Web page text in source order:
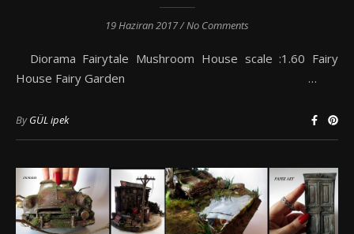
19 Haziran 2017/No Comments
Diorama Fairytale Mushroom House scale :1.60 Fairy
House Fairy Garden …
ByGÜL ipek